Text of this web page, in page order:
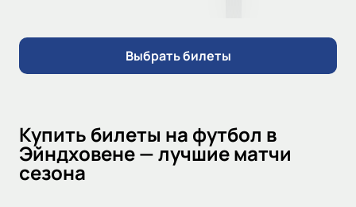
Выбрать билеты
Купить билеты на футбол в
Эйндховене — лучшие матчи
сезона